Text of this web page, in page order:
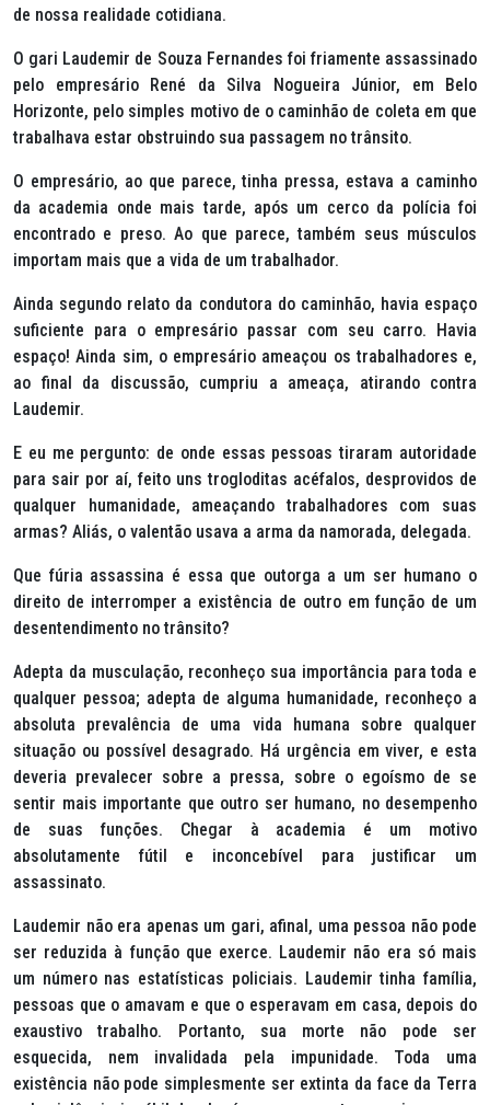
de nossa realidade cotidiana.
O gari Laudemir de Souza Fernandes foi friamente assassinado
pelo empresário René da Silva Nogueira Júnior, em Belo
Horizonte, pelo simples motivo de o caminhão de coleta em que
trabalhava estar obstruindo sua passagem no trânsito.
O empresário, ao que parece, tinha pressa, estava a caminho
da academia onde mais tarde, após um cerco da polícia foi
encontrado e preso. Ao que parece, também seus músculos
importam mais que a vida de um trabalhador.
Ainda segundo relato da condutora do caminhão, havia espaço
suficiente para o empresário passar com seu carro. Havia
espaço! Ainda sim, o empresário ameaçou os trabalhadores e,
ao final da discussão, cumpriu a ameaça, atirando contra
Laudemir.
E eu me pergunto: de onde essas pessoas tiraram autoridade
para sair por aí, feito uns trogloditas acéfalos, desprovidos de
qualquer humanidade, ameaçando trabalhadores com suas
armas? Aliás, o valentão usava a arma da namorada, delegada.
Que fúria assassina é essa que outorga a um ser humano o
direito de interromper a existência de outro em função de um
desentendimento no trânsito?
Adepta da musculação, reconheço sua importância para toda e
qualquer pessoa; adepta de alguma humanidade, reconheço a
absoluta prevalência de uma vida humana sobre qualquer
situação ou possível desagrado. Há urgência em viver, e esta
deveria prevalecer sobre a pressa, sobre o egoísmo de se
sentir mais importante que outro ser humano, no desempenho
de suas funções. Chegar à academia é um motivo
absolutamente fútil e inconcebível para justificar um
assassinato.
Laudemir não era apenas um gari, afinal, uma pessoa não pode
ser reduzida à função que exerce. Laudemir não era só mais
um número nas estatísticas policiais. Laudemir tinha família,
pessoas que o amavam e que o esperavam em casa, depois do
exaustivo trabalho. Portanto, sua morte não pode ser
esquecida, nem invalidada pela impunidade. Toda uma
existência não pode simplesmente ser extinta da face da Terra